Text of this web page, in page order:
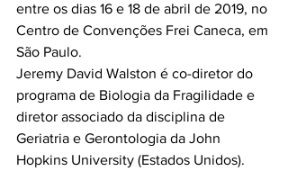
entre os dias 16 e 18 de abril de 2019, no
Centro de Convenções Frei Caneca, em
São Paulo.
Jeremy David Walston é co-diretor do
programa de Biologia da Fragilidade e
diretor associado da disciplina de
Geriatria e Gerontologia da John
Hopkins University (Estados Unidos).